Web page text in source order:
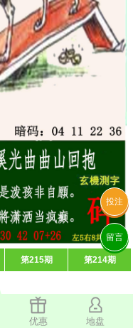
第215期 第214期
优惠 地盘
投注
留言